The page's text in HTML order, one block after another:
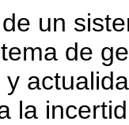
un
de
la